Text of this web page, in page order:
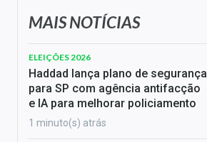
MAIS NOTÍCIAS
ELEIÇÕES 2026
Haddad lança plano de segurança
para SP com agência antifacção
e IA para melhorar policiamento
1 minuto(s) atrás